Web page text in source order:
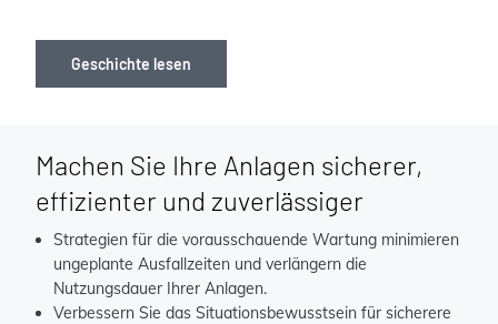
Geschichte lesen
Machen Sie Ihre Anlagen sicherer,
effizienter und zuverlässiger
Strategien für die vorausschauende Wartung minimieren
ungeplante Ausfallzeiten und verlängern die
Nutzungsdauer Ihrer Anlagen.
Verbessern Sie das Situationsbewusstsein für sicherere